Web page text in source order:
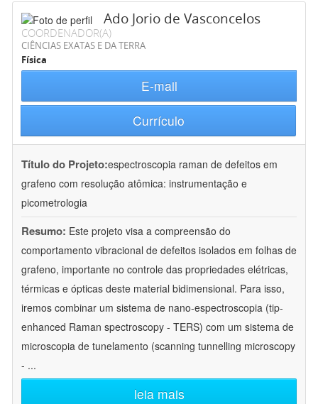
Ado Jorio de Vasconcelos
COORDENADOR(A)
CIÊNCIAS EXATAS E DA TERRA
Física
E-mail
Currículo
Título do Projeto:espectroscopia raman de defeitos em
grafeno com resolução atômica: instrumentação e
picometrologia
Resumo: Este projeto visa a compreensão do
comportamento vibracional de defeitos isolados em folhas de
grafeno, importante no controle das propriedades elétricas,
térmicas e ópticas deste material bidimensional. Para isso,
iremos combinar um sistema de nano-espectroscopia (tip-
enhanced Raman spectroscopy - TERS) com um sistema de
microscopia de tunelamento (scanning tunnelling microscopy
- ...
leia mais